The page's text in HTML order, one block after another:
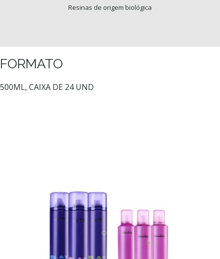
Resinas de origem biológica
FORMATO
500ML, CAIXA DE 24 UND